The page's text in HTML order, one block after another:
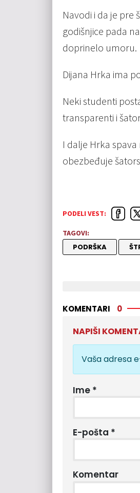
Navodi i da je pre
godišnjice pada
doprinelo umoru.
Dijana Hrka ima
Neki studenti
transparenti i
I dalje Hrka
obezbeđuje
PODELI VEST:
TAGOVI:
PODRŠKA
KOMENTARI 0
NAPIŠI
Vaša adresa
Ime *
E-pošta *
Komentar